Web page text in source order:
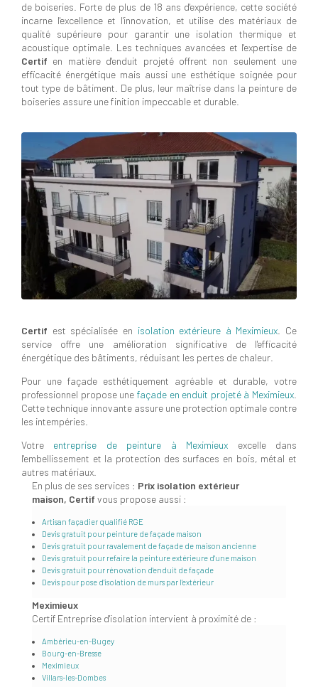
de boiseries. Forte de plus de 18 ans d'expérience, cette société
incarne l'excellence et l'innovation, et utilise des matériaux de
qualité supérieure pour garantir une isolation thermique et
acoustique optimale. Les techniques avancées et l'expertise de
Certif en matière d'enduit projeté offrent non seulement une
efficacité énergétique mais aussi une esthétique soignée pour
tout type de bâtiment. De plus, leur maîtrise dans la peinture de
boiseries assure une finition impeccable et durable.
Certif est spécialisée en isolation extérieure à Meximieux . Ce
service offre une amélioration significative de l'efficacité
énergétique des bâtiments, réduisant les pertes de chaleur.
Pour une façade esthétiquement agréable et durable, votre
professionnel propose une façade en enduit projeté à Meximieux
Cette technique innovante assure une protection optimale contre
les intempéries.
Votre entreprise de peinture à Meximieux excelle dans
l'embellissement et la protection des surfaces en bois, métal et
autres matériaux.
En plus de ses services : Prix isolation extérieur
maison, Certif vous propose aussi :
Artisan façadier qualifié RGE
Devis gratuit pour peinture de façade maison
Devis gratuit pour ravalement de façade de maison ancienne
Devis gratuit pour refaire la peinture extérieure d'une maison
Devis gratuit pour rénovation d'enduit de façade
Devis pour pose d'isolation de murs par l'extérieur
Meximieux
Certif Entreprise d'isolation intervient à proximité de :
Ambérieu-en-Bugey
Bourg-en-Bresse
Meximieux
Villars-les-Dombes